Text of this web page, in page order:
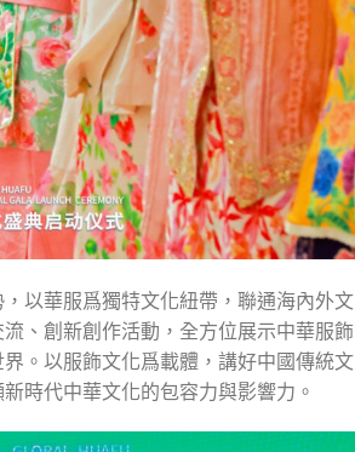
以華服爲獨特文化紐帶，聯通海內外文
、創新創作活動，全方位展示中華服飾
。以服飾文化爲載體，講好中國傳統文
時代中華文化的包容力與影響力。